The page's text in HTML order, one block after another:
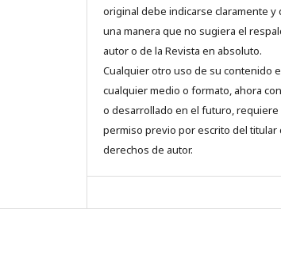
original debe indicarse claramente y
una manera que no sugiera el
autor o de la Revista en absoluto.
Cualquier otro uso de su contenido
cualquier medio o formato, ahora
o desarrollado en el futuro, requiere
permiso previo por escrito del titular
derechos de autor.